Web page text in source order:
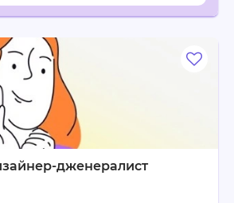
дженералист